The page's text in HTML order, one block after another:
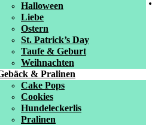
Halloween
Liebe
Ostern
St. Patrick’s Day
Taufe & Geburt
Weihnachten
& Pralinen
Cake Pops
Cookies
Hundeleckerlis
Pralinen